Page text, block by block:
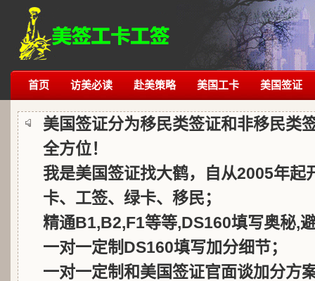
首页 访美必读 赴美策略 美国工卡 美国签证
美国签证分为移民类签证和非移民类
全方位！
我是美国签证找大鹤，自从2005年起
卡、工签、绿卡、移民；
精通B1,B2,F1等等,DS160填写奥秘,
一对一定制DS160填写加分细节；
一对一定制和美国签证官面谈加分方